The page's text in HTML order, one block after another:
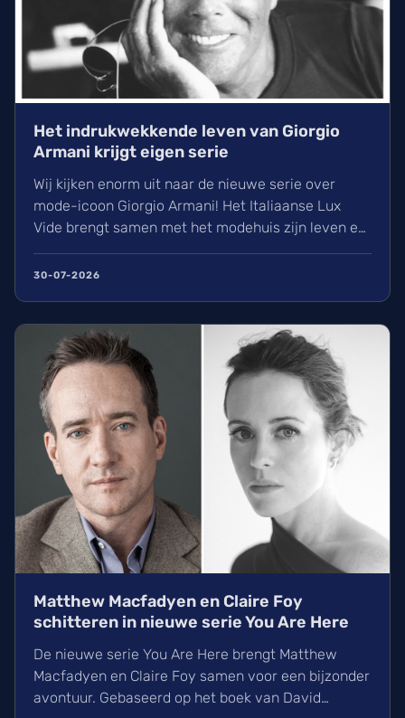
Het indrukwekkende leven van Giorgio
Armani krijgt eigen serie
Wij kijken enorm uit naar de nieuwe serie over
mode-icoon Giorgio Armani! Het Italiaanse Lux
Vide brengt samen met het modehuis zijn leven en
regisseur Ferzan Ozpetek aan het roer en toegang
veranderde.
30-07-2026
Matthew Macfadyen en Claire Foy
schitteren in nieuwe serie You Are Here
De nieuwe serie You Are Here brengt Matthew
Macfadyen en Claire Foy samen voor een bijzonder
avontuur. Gebaseerd op het boek van David